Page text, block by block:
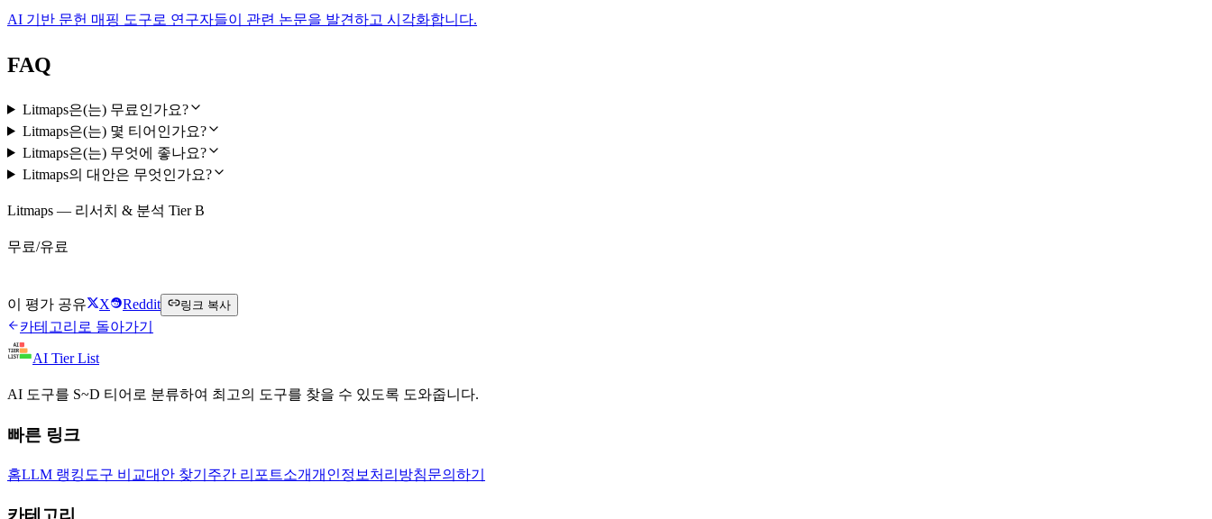
AI 기반 문헌 매핑 도구로 연구자들이 관련 논문을 발견하고 시각화합니다.
FAQ
Litmaps은(는) 무료인가요?
Litmaps은(는) 몇 티어인가요?
Litmaps은(는) 무엇에 좋나요?
Litmaps의 대안은 무엇인가요?
Litmaps — 리서치 & 분석 Tier B
무료/유료
이 평가 공유 X Reddit 링크 복사
카테고리로 돌아가기
AI Tier List
AI 도구를 S~D 티어로 분류하여 최고의 도구를 찾을 수 있도록 도와줍니다.
빠른 링크
홈LLM 랭킹 도구 비교대안 찾기 주간 리포트소개개인정보처리방침문의하기
카테고리